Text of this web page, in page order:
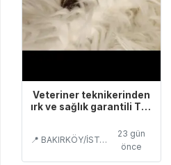
Veteriner teknikerinden
ırk ve sağlık garantili Toy
📍 BAKIRKÖY/İSTANBUL
23 gün
önce